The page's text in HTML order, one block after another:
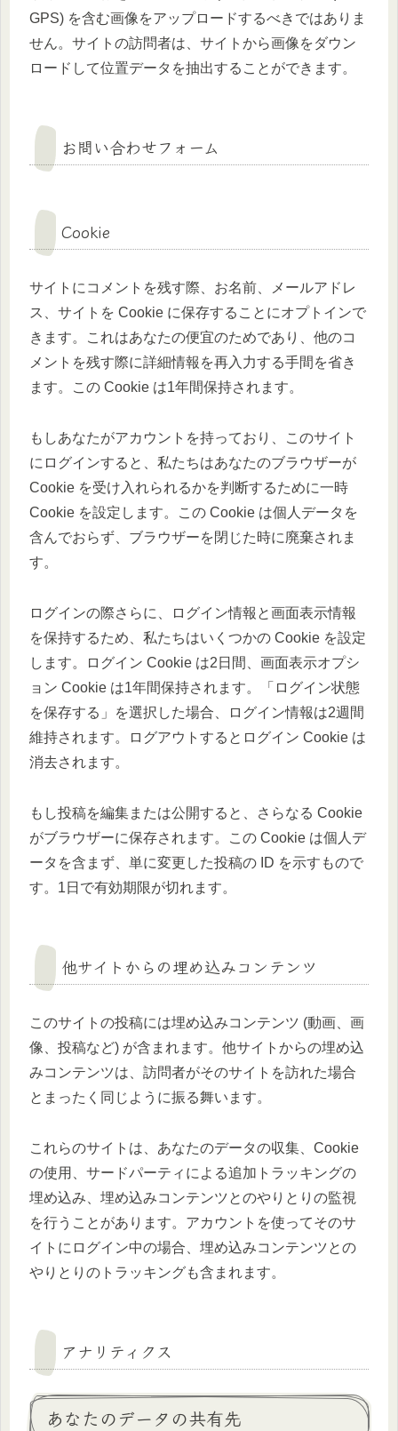
GPS) を含む画像をアップロードするべきではありま
せん。サイトの訪問者は、サイトから画像をダウン
ロードして位置データを抽出することができます。
お問い合わせフォーム
Cookie
サイトにコメントを残す際、お名前、メールアドレ
ス、サイトを Cookie に保存することにオプトインで
きます。これはあなたの便宜のためであり、他のコ
メントを残す際に詳細情報を再入力する手間を省き
ます。この Cookie は1年間保持されます。
もしあなたがアカウントを持っており、このサイト
にログインすると、私たちはあなたのブラウザーが
Cookie を受け入れられるかを判断するために一時
Cookie を設定します。この Cookie は個人データを
含んでおらず、ブラウザーを閉じた時に廃棄されま
す。
ログインの際さらに、ログイン情報と画面表示情報
を保持するため、私たちはいくつかの Cookie を設定
します。ログイン Cookie は2日間、画面表示オプシ
ョン Cookie は1年間保持されます。「ログイン状態
を保存する」を選択した場合、ログイン情報は2週間
維持されます。ログアウトするとログイン Cookie は
消去されます。
もし投稿を編集または公開すると、さらなる Cookie
がブラウザーに保存されます。この Cookie は個人デ
ータを含まず、単に変更した投稿の ID を示すもので
す。1日で有効期限が切れます。
他サイトからの埋め込みコンテンツ
このサイトの投稿には埋め込みコンテンツ (動画、画
像、投稿など) が含まれます。他サイトからの埋め込
みコンテンツは、訪問者がそのサイトを訪れた場合
とまったく同じように振る舞います。
これらのサイトは、あなたのデータの収集、Cookie
の使用、サードパーティによる追加トラッキングの
埋め込み、埋め込みコンテンツとのやりとりの監視
を行うことがあります。アカウントを使ってそのサ
イトにログイン中の場合、埋め込みコンテンツとの
やりとりのトラッキングも含まれます。
アナリティクス
あなたのデータの共有先